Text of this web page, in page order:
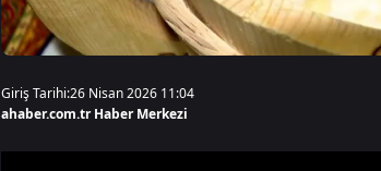
Giriş Tarihi:26 Nisan 2026 11:04
ahaber.com.tr Haber Merkezi